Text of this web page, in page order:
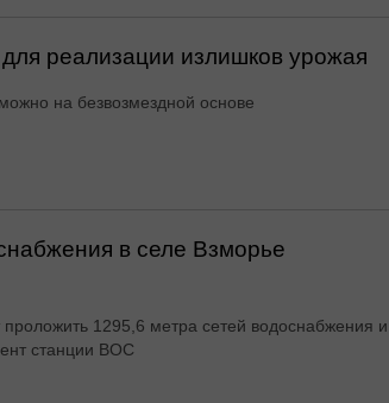
реализации излишков урожая
на безвозмездной основе
в селе Взморье
проложить 1295,6 метра сетей водоснабжения и
станции ВОС